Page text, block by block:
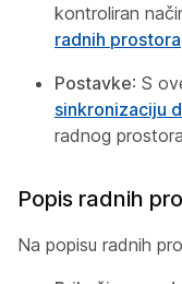
kontroliran
radnih prostora
Postavke: S
sinkronizaciju
radnog
Popis radnih
Na popisu radnih